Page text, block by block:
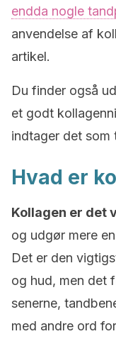
endda nogle
anvendelse af
artikel.
Du finder også
et godt
indtager det som
Hvad er
Kollagen er det
og udgør mere
Det er den
og hud, men det
senerne,
med andre ord